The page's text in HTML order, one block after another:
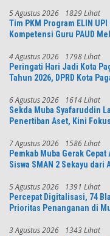
5 Agustus 2026 1829 Lihat
Tim PKM Program ELIN
Kompetensi Guru PAUD
Numerasi
4 Agustus 2026 1798 Lihat
Peringati Hari Jadi Kota
Tahun 2026, DPRD Kota
6 Agustus 2026 1614 Lihat
Sekda Muba Syafaruddin
Penertiban Aset, Kini
7 Agustus 2026 1586 Lihat
Pemkab Muba Gerak Cepat
Siswa SMAN 2 Sekayu dari
5 Agustus 2026 1391 Lihat
Percepat Digitalisasi, 74
Prioritas Penanganan di
3 Agustus 2026 1343 Lihat